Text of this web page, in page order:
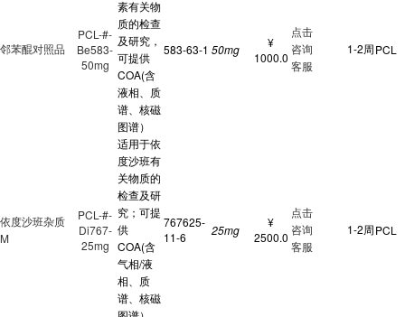
邻苯醌对照品
PCL-#-
Be583-
50mg
素有关物
质的检查
及研究，
可提供
COA(含
液相、质
谱、核磁
图谱）
583-63-1 50mg
¥
1000.0
点击
咨询
客服
1-2周PCL
依度沙班杂质
M
PCL-#-
Di767-
25mg
适用于依
度沙班有
关物质的
检查及研
究；可提
供
COA(含
气相/液
相、质
谱、核磁
767625-
11-6
25mg
¥
2500.0
点击
咨询
客服
1-2周PCL